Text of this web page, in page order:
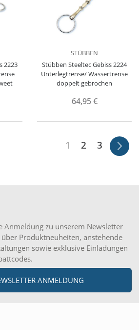
2223
STÜBBEN
Stübben Steeltec Gebiss 2224
Unterlegtrense/ Wassertrense
doppelt gebrochen
64,95 €
1 2 3
Anmeldung zu unserem Newsletter
Produktneuheiten, anstehende
sowie exklusive Einladungen
ANMELDUNG